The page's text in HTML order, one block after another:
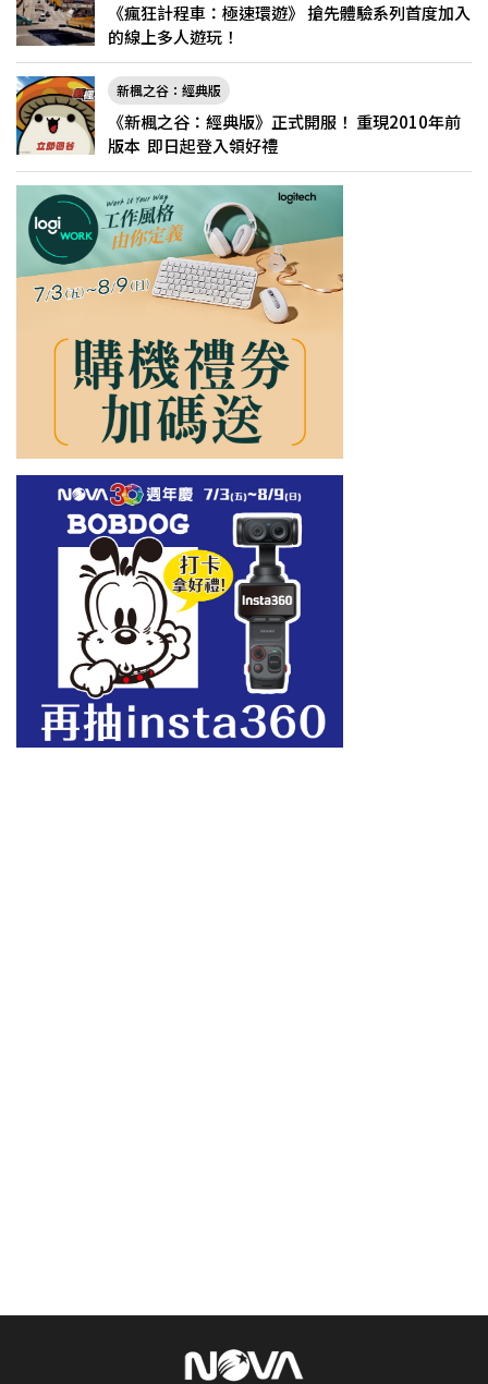
《瘋狂計程車：極速環遊》 搶先體驗系列首度加入
的線上多人遊玩！
新楓之谷：經典版
《新楓之谷：經典版》正式開服！ 重現2010年前
版本 即日起登入領好禮